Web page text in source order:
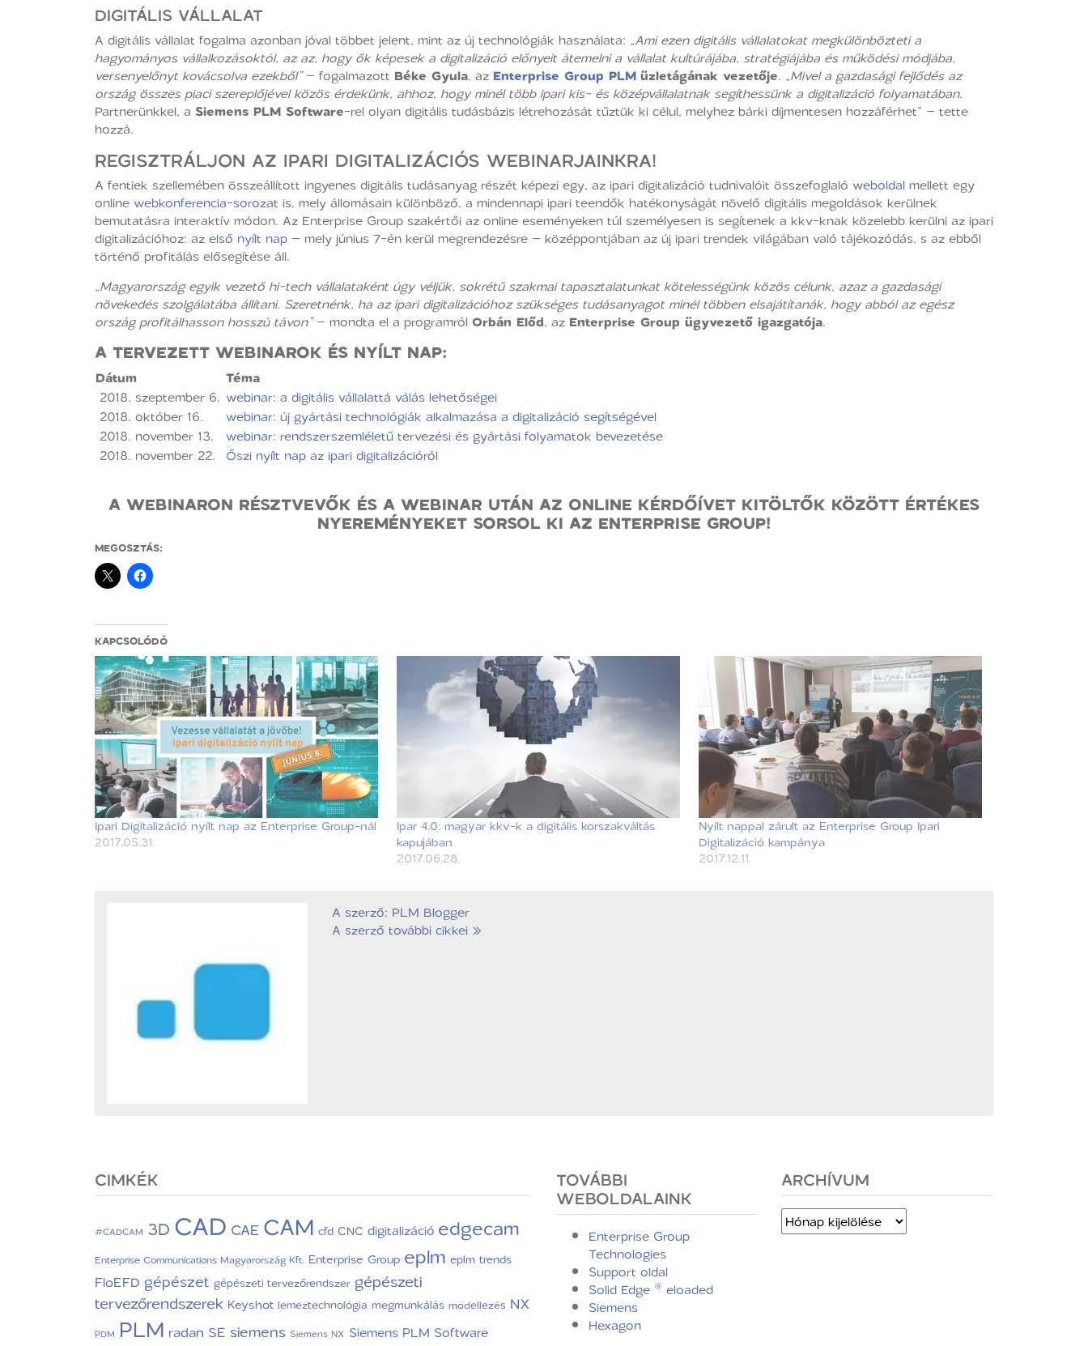
DIGITÁLIS VÁLLALAT
A digitális vállalat fogalma azonban jóval többet jelent, mint az új technológiák használata: „Ami ezen digitális vállalatokat megkülönbözteti a
hagyományos vállalkozásoktól, az az, hogy ők képesek a digitalizáció előnyeit átemelni a vállalat kultúrájába, stratégiájába és működési módjába,
versenyelőnyt kovácsolva ezekből”– fogalmazott Béke Gyula, az Enterprise Group PLMüzletágának vezetője. „Mivel a gazdasági fejlődés az
ország összes piaci szereplőjével közös érdekünk, ahhoz, hogy minél több ipari kis- és középvállalatnak segíthessünk a digitalizáció folyamatában.
Partnerünkkel, a Siemens PLM Software-rel olyan digitális tudásbázis létrehozását tűztük ki célul, melyhez bárki díjmentesen hozzáférhet” – tette
hozzá.
REGISZTRÁLJON AZ IPARI DIGITALIZÁCIÓS WEBINARJAINKRA!
A fentiek szellemében összeállított ingyenes digitális tudásanyag részét képezi egy, az ipari digitalizáció tudnivalóit összefoglaló weboldal mellett egy
onlinewebkonferencia-sorozat is, mely állomásain különböző, a mindennapi ipari teendők hatékonyságát növelő digitális megoldások kerülnek
bemutatásra interaktív módon. Az Enterprise Group szakértői az online eseményeken túl személyesen is segítenek a kkv-knak közelebb kerülni az ipari
digitalizációhoz: azelső nyílt nap – mely június 7-én kerül megrendezésre – középpontjában az új ipari trendek világában való tájékozódás, s az ebből
történő profitálás elősegítése áll.
„Magyarország egyik vezető hi-tech vállalataként úgy véljük, sokrétű szakmai tapasztalatunkat kötelességünk közös célunk, azaz a gazdasági
növekedés szolgálatába állítani. Szeretnénk, ha az ipari digitalizációhoz szükséges tudásanyagot minél többen elsajátítanák, hogy abból az egész
ország profitálhasson hosszú távon”– mondta el a programrólOrbán Előd, az Enterprise Group ügyvezető igazgatója.
A TERVEZETT WEBINAROK ÉS NYÍLT NAP:
Dátum
Téma
2018. szeptember 6. webinar: a digitális vállalattá válás lehetőségei
2018. október 16.
webinar: új gyártási technológiák alkalmazása a digitalizáció segítségével
2018. november 13. webinar: rendszerszemléletű tervezési és gyártási folyamatok bevezetése
2018. november 22. Őszi nyílt nap az ipari digitalizációról
A WEBINARON RÉSZTVEVŐK ÉS A WEBINAR UTÁN AZ ONLINE KÉRDŐÍVET KITÖLTŐK KÖZÖTT ÉRTÉKES
NYEREMÉNYEKET SORSOL KI AZ ENTERPRISE GROUP!
MEGOSZTÁS:
KAPCSOLÓDÓ
Ipari Digitalizáció nyílt nap az Enterprise Group-nál
2017.05.31.
Ipar 4.0: magyar kkv-k a digitális korszakváltás
kapujában
2017.06.28.
Nyílt nappal zárult az Enterprise Group Ipari
Digitalizáció kampánya
2017.12.11.
A szerző: PLM Blogger
A szerző további cikkei »
CIMKÉK
#CADCAM 3DCAD CAE CAM cfd CNC digitalizáció edgecam
Enterprise Communications Magyarország Kft. Enterprise Group eplm eplm trends
FloEFD gépészet gépészeti tervezőrendszer gépészeti
tervezőrendszerek Keyshot lemeztechnológia megmunkálás modellezés NX
PDM PLM radan SE siemens Siemens NX Siemens PLM Software
TOVÁBBI
WEBOLDALAINK
Enterprise Group
Technologies
Support oldal
Solid Edge ® eloaded
Siemens
Hexagon
ARCHÍVUM
Archívum